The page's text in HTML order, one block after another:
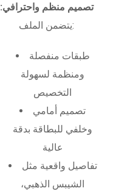
تصميم منظم واحترافي:
يتضمن الملف:
طبقات منفصلة
ومنظمة لسهولة
التخصيص
تصميم أمامي
وخلفي للبطاقة بدقة
عالية
تفاصيل واقعية مثل
الشيبس الذهبي،